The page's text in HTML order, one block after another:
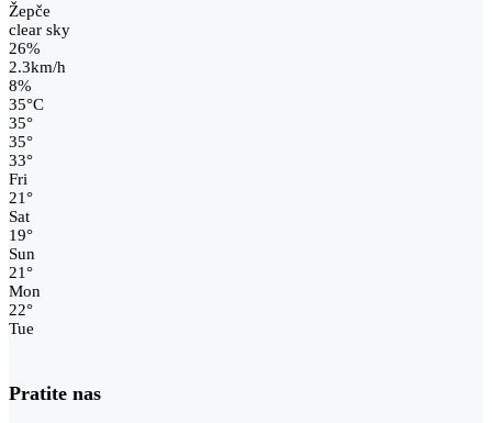
Žepče
clear sky
26%
2.3km/h
8%
35°C
35°
35°
33°
Fri
21°
Sat
19°
Sun
21°
Mon
22°
Tue
Pratite nas